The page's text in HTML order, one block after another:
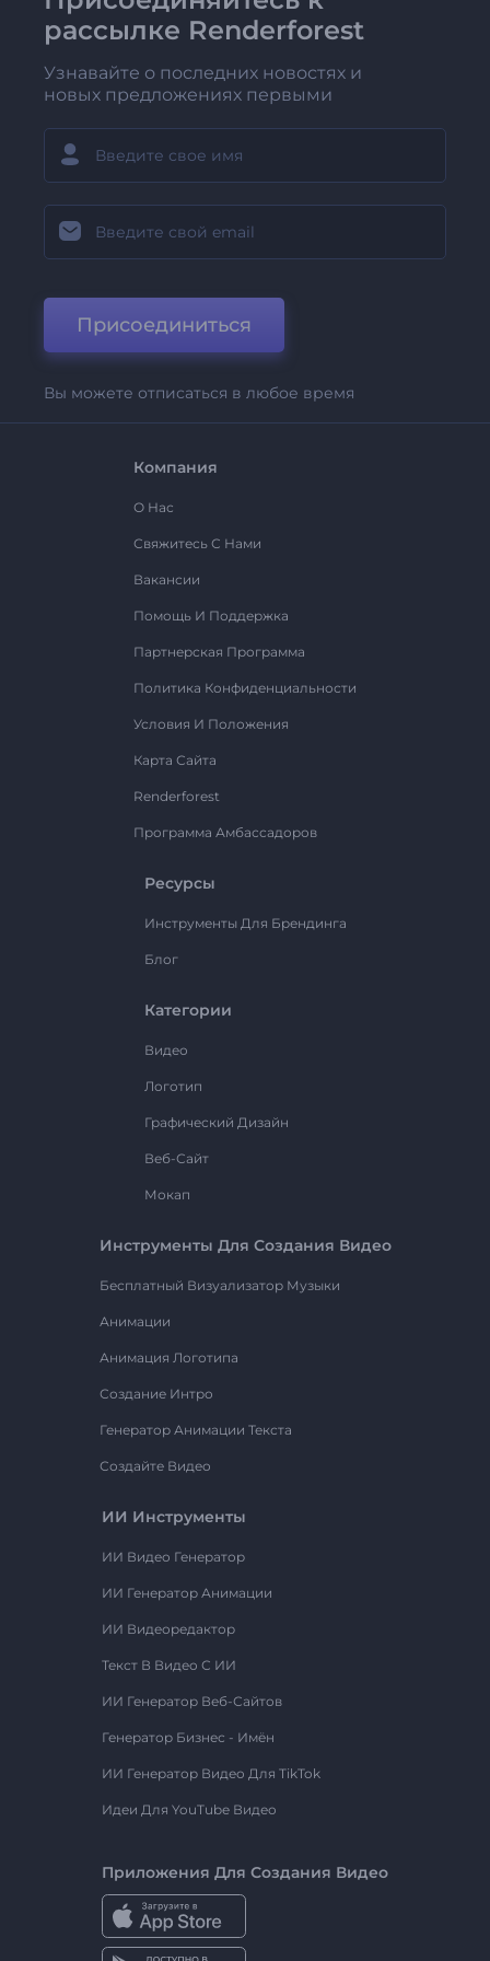
рассылке Renderforest
Узнавайте о последних новостях и
новых предложениях первыми
Присоединиться
Вы можете отписаться в любое время
Компания
О Нас
Свяжитесь С Нами
Вакансии
Помощь И Поддержка
Партнерская Программа
Политика Конфиденциальности
Условия И Положения
Карта Сайта
Renderforest
Программа Амбассадоров
Ресурсы
Инструменты Для Брендинга
Блог
Категории
Видео
Логотип
Графический Дизайн
Веб-Сайт
Мокап
Инструменты Для Создания Видео
Бесплатный Визуализатор Музыки
Анимации
Анимация Логотипа
Создание Интро
Генератор Анимации Текста
Создайте Видео
ИИ Инструменты
ИИ Видео Генератор
ИИ Генератор Анимации
ИИ Видеоредактор
Текст В Видео С ИИ
ИИ Генератор Веб-Сайтов
Генератор Бизнес - Имён
ИИ Генератор Видео Для TikTok
Идеи Для YouTube Видео
Приложения Для Создания Видео